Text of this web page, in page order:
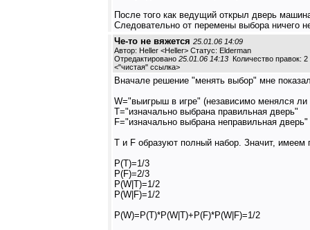
После того как ведущий открыл дверь
Следовательно от перемены выбора ничего
Че-то не вяжется 25.01.06 14:09
Автор: Heller <Heller> Статус: Elderman
Отредактировано 25.01.06 14:13 Количество правок: 2
<"чистая" ссылка>
Вначале решение "менять выбор" мне
W="выигрыш в игре" (независимо менялся
T="изначально выбрана правильная дверь"
F="изначально выбрана неправильная дверь"
T и F образуют полный набор. Значит,
P(T)=1/3
P(F)=2/3
P(W|T)=1/2
P(W|F)=1/2
P(W)=P(T)*P(W|T)+P(F)*P(W|F)=1/2